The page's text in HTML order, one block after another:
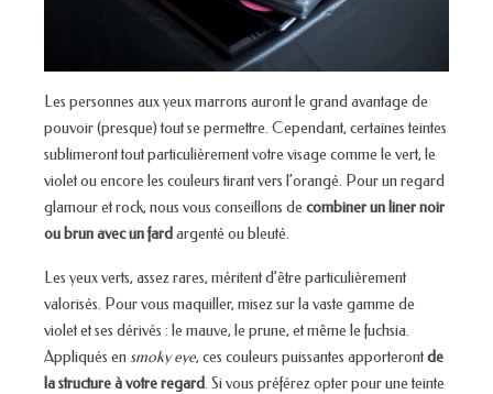
Les personnes aux yeux marrons auront le grand avantage de
pouvoir (presque) tout se permettre. Cependant, certaines teintes
sublimeront tout particulièrement votre visage comme le vert, le
violet ou encore les couleurs tirant vers l’orangé. Pour un regard
glamour et rock, nous vous conseillons de combiner un liner noir
ou brun avec un fard argenté ou bleuté.
Les yeux verts, assez rares, méritent d’être particulièrement
valorisés. Pour vous maquiller, misez sur la vaste gamme de
violet et ses dérivés : le mauve, le prune, et même le fuchsia.
Appliqués en smoky eye, ces couleurs puissantes apporterontde
la structure à votre regard. Si vous préférez opter pour une teinte